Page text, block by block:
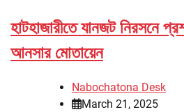
হাটহাজারীতে যানজট নিরসনে
আনসার মোতায়েন
Nabochatona Desk
March 21, 2025